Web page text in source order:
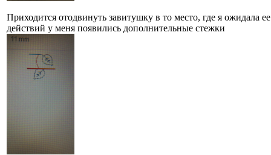
Приходится отодвинуть завитушку в то место, где я
действий у меня появились дополнительные стежки